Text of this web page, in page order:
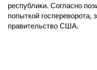
республики. Согласно
попыткой госпереворота,
правительство США.